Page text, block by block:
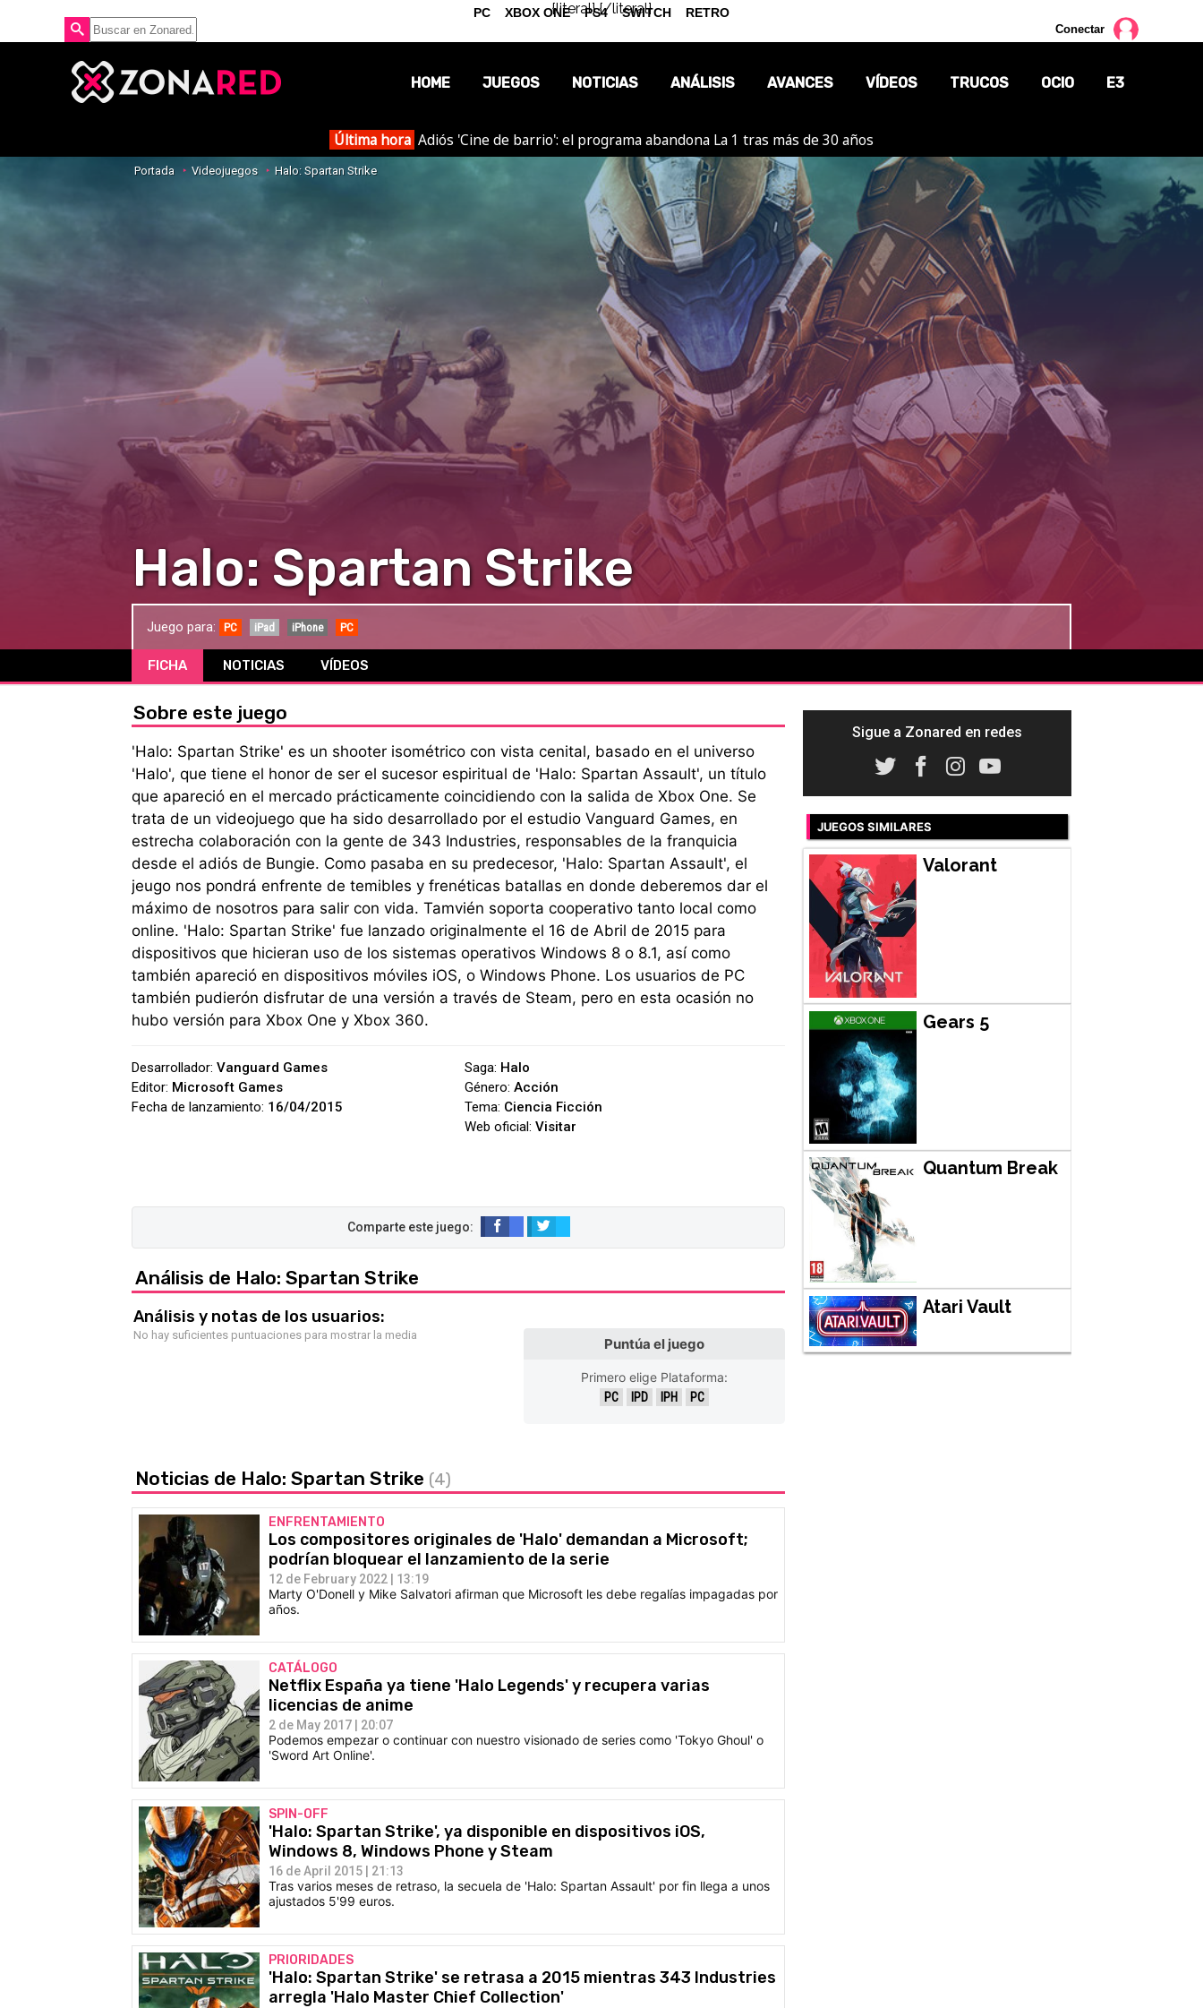
{literal}{/literal}
Conectar
HOME JUEGOS NOTICIAS
OPINIÓN
REPORTAJES
ANÁLISIS AVANCES VÍDEOS TRUCOS OCIO
TV
CÓMICS
E3
Última hora Adiós 'Cine de barrio': el programa abandona La 1 tras más de 30 años
Portada Videojuegos Halo: Spartan Strike
Halo: Spartan Strike
Juego para: PC iPad iPhone PC
FICHA NOTICIAS VÍDEOS
Sobre este juego
'Halo: Spartan Strike' es un shooter isométrico con vista cenital, basado en el universo
'Halo', que tiene el honor de ser el sucesor espiritual de 'Halo: Spartan Assault', un título
que apareció en el mercado prácticamente coincidiendo con la salida de Xbox One. Se
trata de un videojuego que ha sido desarrollado por el estudio Vanguard Games, en
estrecha colaboración con la gente de 343 Industries, responsables de la franquicia
desde el adiós de Bungie. Como pasaba en su predecesor, 'Halo: Spartan Assault', el
jeugo nos pondrá enfrente de temibles y frenéticas batallas en donde deberemos dar el
máximo de nosotros para salir con vida. Tamvién soporta cooperativo tanto local como
online. 'Halo: Spartan Strike' fue lanzado originalmente el 16 de Abril de 2015 para
dispositivos que hicieran uso de los sistemas operativos Windows 8 o 8.1, así como
también apareció en dispositivos móviles iOS, o Windows Phone. Los usuarios de PC
también pudierón disfrutar de una versión a través de Steam, pero en esta ocasión no
hubo versión para Xbox One y Xbox 360.
Desarrollador: Vanguard Games
Editor: Microsoft Games
Fecha de lanzamiento: 16/04/2015
Saga: Halo
Género:Acción
Tema: Ciencia Ficción
Web oficial:Visitar
Análisis de Halo: Spartan Strike
Análisis y notas de los usuarios:
No hay suficientes puntuaciones para mostrar la media
Puntúa el juego
Primero elige Plataforma:
PC IPD IPH PC
Noticias de Halo: Spartan Strike (4)
ENFRENTAMIENTO
Los compositores originales de 'Halo' demandan a Microsoft;
podrían bloquear el lanzamiento de la serie
12 de February 2022 | 13:19
Marty O'Donell y Mike Salvatori afirman que Microsoft les debe regalías impagadas por
años.
CATÁLOGO
Netflix España ya tiene 'Halo Legends' y recupera varias
licencias de anime
2 de May 2017 | 20:07
Podemos empezar o continuar con nuestro visionado de series como 'Tokyo Ghoul' o
'Sword Art Online'.
SPIN-OFF
'Halo: Spartan Strike', ya disponible en dispositivos iOS,
Windows 8, Windows Phone y Steam
16 de April 2015 | 21:13
Tras varios meses de retraso, la secuela de 'Halo: Spartan Assault' por fin llega a unos
ajustados 5'99 euros.
PRIORIDADES
'Halo: Spartan Strike' se retrasa a 2015 mientras 343 Industries
arregla 'Halo Master Chief Collection'
Sigue a Zonared en redes
JUEGOS SIMILARES
Valorant
Gears 5
Quantum Break
Atari Vault
PC XBOX ONE PS4 SWITCH RETRO